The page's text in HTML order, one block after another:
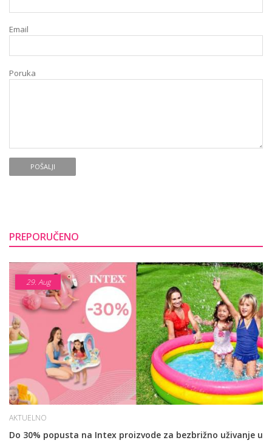
Email
Poruka
POŠALJI
PREPORUČENO
29. Aug
AKTUELNO
Do 30% popusta na Intex proizvode za bezbrižno uživanje u